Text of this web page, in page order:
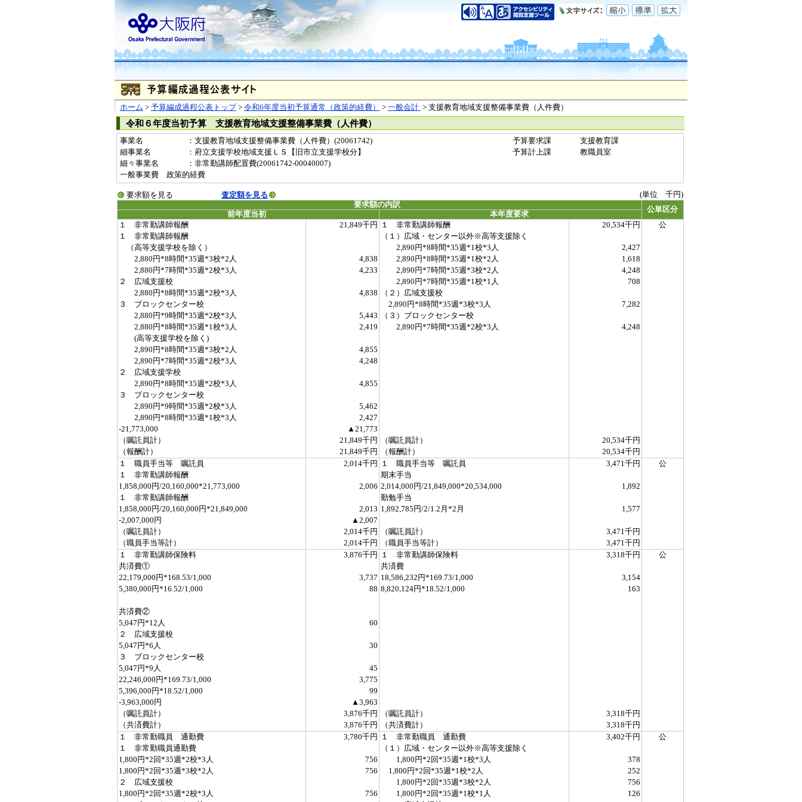
ホーム > 予算編成過程公表トップ> 令和6年度当初予算通常（政策的経費） > 一般会計 > 支援教育地域支援整備事業費（人件費）
令和６年度当初予算 支援教育地域支援整備事業費（人件費）
事業名 ：支援教育地域支援整備事業費（人件費）(20061742) 予算要求課
支援教育課
細事業名
：府立支援学校地域支援ＬＳ【旧市立支援学校分】 予算計上課
教職員室
細々事業名
：非常勤講師配置費(20061742-00040007)
一般事業費 政策的経費
要求額を見る 査定額を見る
(単位 千円)
要求額の内訳
公単区分
前年度当初
本年度要求
１ 非常勤講師報酬
21,849千円 １ 非常勤講師報酬 20,534千円
公
１ 非常勤講師報酬
（１）広域・センター以外※高等支援除く
（高等支援学校を除く）
2,890円*8時間*35週*1校*3人
2,427
2,880円*8時間*35週*3校*2人
4,838 2,890円*8時間*35週*1校*2人
1,618
2,880円*7時間*35週*2校*3人
4,233 2,890円*7時間*35週*3校*2人
4,248
２ 広域支援校
2,890円*7時間*35週*1校*1人
708
2,880円*8時間*35週*2校*3人
4,838
（２）広域支援校
３ ブロックセンター校
2,890円*8時間*35週*3校*3人
7,282
2,880円*9時間*35週*2校*3人
5,443
（３）ブロックセンター校
2,880円*8時間*35週*1校*3人
2,419 2,890円*7時間*35週*2校*3人
4,248
(高等支援学校を除く)
2,890円*8時間*35週*3校*2人
4,855
2,890円*7時間*35週*2校*3人
4,248
２ 広域支援学校
2,890円*8時間*35週*2校*3人
4,855
３ ブロックセンター校
2,890円*9時間*35週*2校*3人
5,462
2,890円*8時間*35週*1校*3人
2,427
-21,773,000
▲21,773
（嘱託員計）
21,849千円 （嘱託員計）
20,534千円
（報酬計）
21,849千円 （報酬計）
20,534千円
１ 職員手当等 嘱託員
2,014千円 １ 職員手当等 嘱託員 3,471千円
公
１ 非常勤講師報酬
期末手当
1,858,000円/20,160,000*21,773,000
2,006 2,014,000円/21,849,000*20,534,000
1,892
１ 非常勤講師報酬
勤勉手当
1,858,000円/20,160,000円*21,849,000
2,013 1,892,785円/2/1.2月*2月
1,577
-2,007,000円
▲2,007
（嘱託員計）
2,014千円 （嘱託員計）
3,471千円
（職員手当等計）
2,014千円 （職員手当等計）
3,471千円
１ 非常勤講師保険料
3,876千円 １ 非常勤講師保険料 3,318千円
公
共済費①
共済費
22,179,000円*168.53/1,000
3,737 18,586,232円*169.73/1,000
3,154
5,380,000円*16.52/1,000
88 8,820,124円*18.52/1,000 163
共済費②
5,047円*12人
60
２ 広域支援校
5,047円*6人
30
３ ブロックセンター校
5,047円*9人
45
22,246,000円*169.73/1,000
3,775
5,396,000円*18.52/1,000
99
-3,963,000円
▲3,963
（嘱託員計）
3,876千円 （嘱託員計）
3,318千円
（共済費計）
3,876千円 （共済費計）
3,318千円
１ 非常勤職員 通勤費
3,780千円 １ 非常勤職員 通勤費 3,402千円
公
１ 非常勤職員通勤費
（１）広域・センター以外※高等支援除く
1,800円*2回*35週*2校*3人
756 1,800円*2回*35週*1校*3人
378
1,800円*2回*35週*3校*2人
756 1,800円*2回*35週*1校*2人
252
２ 広域支援校
1,800円*2回*35週*3校*2人
756
1,800円*2回*35週*2校*3人
756 1,800円*2回*35週*1校*1人
126